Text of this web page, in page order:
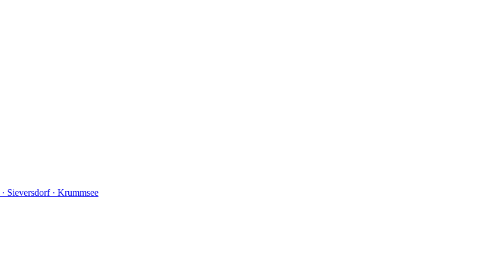
· Sieversdorf· Krummsee